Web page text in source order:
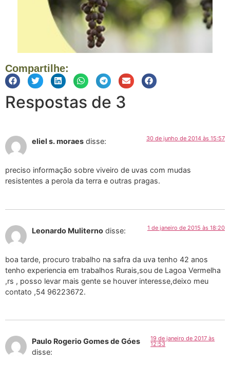
Compartilhe:
Respostas de 3
eliel s. moraes disse: 30 de junho de 2014 às 15:57
preciso informação sobre viveiro de uvas com mudas
resistentes a perola da terra e outras pragas.
Leonardo Muliterno disse: 1 de janeiro de 2015 às 18:20
boa tarde, procuro trabalho na safra da uva tenho 42 anos
tenho experiencia em trabalhos Rurais,sou de Lagoa Vermelha
,rs , posso levar mais gente se houver interesse,deixo meu
contato ,54 96223672.
Paulo Rogerio Gomes de Góes
disse:
19 de janeiro de 2017 às
12:53